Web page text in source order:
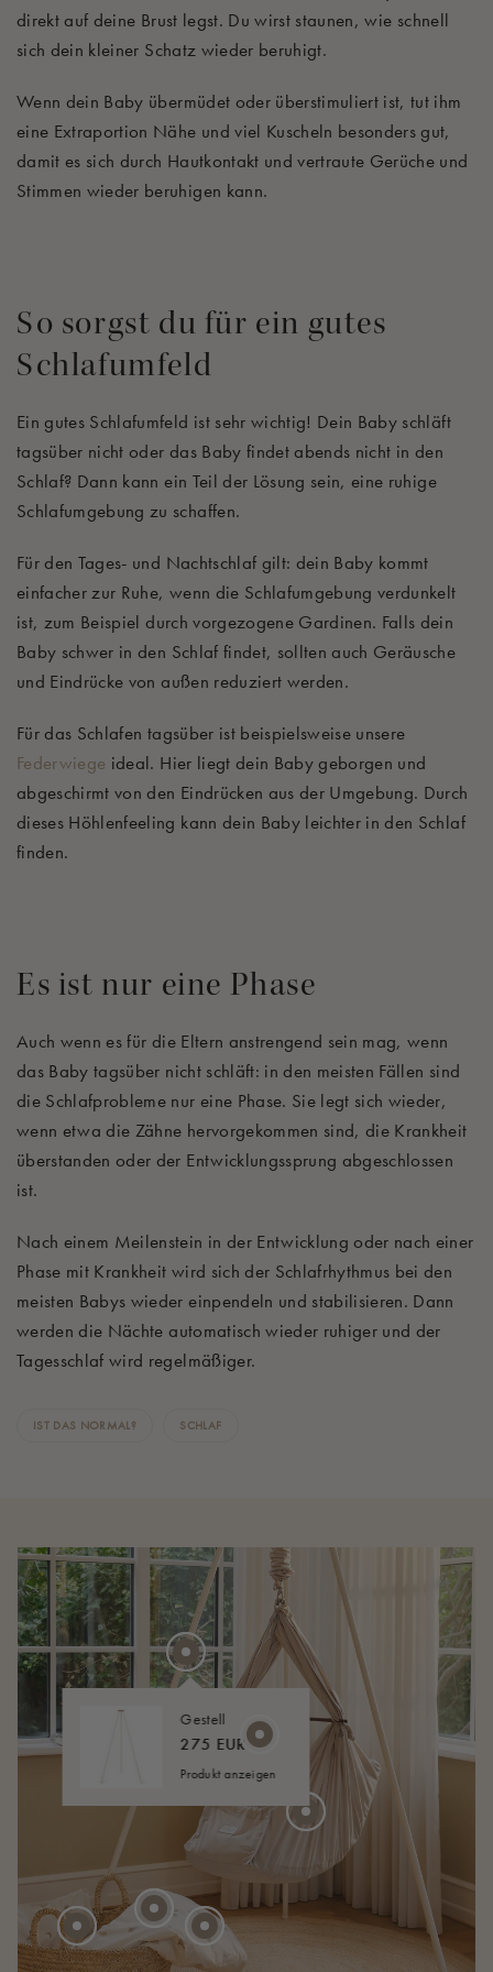
direkt auf deine Brust legst. Du wirst staunen, wie schnell
sich dein kleiner Schatz wieder beruhigt.
Wenn dein Baby übermüdet oder überstimuliert ist, tut ihm
eine Extraportion Nähe und viel Kuscheln besonders gut,
damit es sich durch Hautkontakt und vertraute Gerüche und
Stimmen wieder beruhigen kann.
So sorgst du für ein gutes
Schlafumfeld
Ein gutes Schlafumfeld ist sehr wichtig! Dein Baby schläft
tagsüber nicht oder das Baby findet abends nicht in den
Schlaf? Dann kann ein Teil der Lösung sein, eine ruhige
Schlafumgebung zu schaffen.
Für den Tages- und Nachtschlaf gilt: dein Baby kommt
einfacher zur Ruhe, wenn die Schlafumgebung verdunkelt
ist, zum Beispiel durch vorgezogene Gardinen. Falls dein
Baby schwer in den Schlaf findet, sollten auch Geräusche
und Eindrücke von außen reduziert werden.
Für das Schlafen tagsüber ist beispielsweise unsere
Federwiege ideal. Hier liegt dein Baby geborgen und
abgeschirmt von den Eindrücken aus der Umgebung. Durch
dieses Höhlenfeeling kann dein Baby leichter in den Schlaf
finden.
Es ist nur eine Phase
Auch wenn es für die Eltern anstrengend sein mag, wenn
das Baby tagsüber nicht schläft: in den meisten Fällen sind
die Schlafprobleme nur eine Phase. Sie legt sich wieder,
wenn etwa die Zähne hervorgekommen sind, die Krankheit
überstanden oder der Entwicklungssprung abgeschlossen
ist.
Nach einem Meilenstein in der Entwicklung oder nach einer
Phase mit Krankheit wird sich der Schlafrhythmus bei den
meisten Babys wieder einpendeln und stabilisieren. Dann
werden die Nächte automatisch wieder ruhiger und der
Tagesschlaf wird regelmäßiger.
IST DAS NORMAL? SCHLAF
Gestell
275 EUR
Produkt anzeigen
40 EUR
AB40 EUR
AB20 EUR